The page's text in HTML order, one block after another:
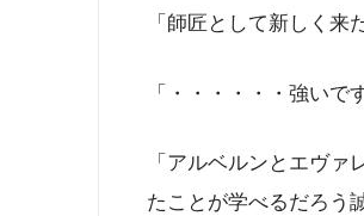
「師匠として新しく来
「・・・・・・強いで
「アルベルンとエヴ
たことが学べるだろう